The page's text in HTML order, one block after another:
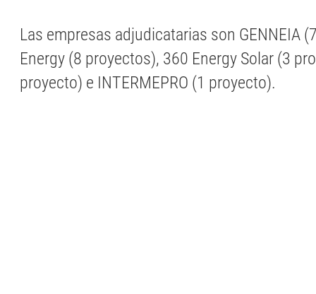
Las empresas adjudicatarias son GENNEIA
Energy (8 proyectos), 360 Energy Solar (3
proyecto) e INTERMEPRO (1 proyecto).